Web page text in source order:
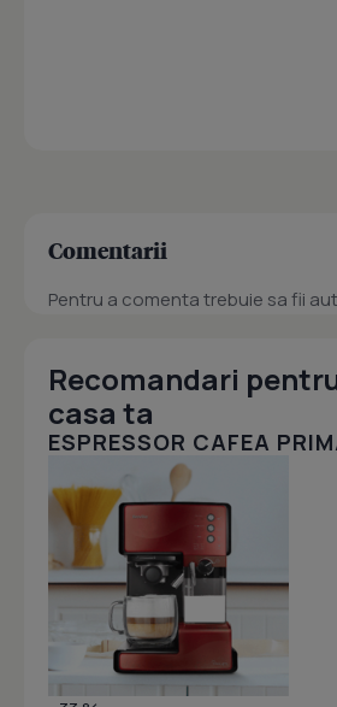
Comentarii
Pentru a comenta trebuie sa fii
Recomandari
casa ta
ESPRESSOR CAFEA